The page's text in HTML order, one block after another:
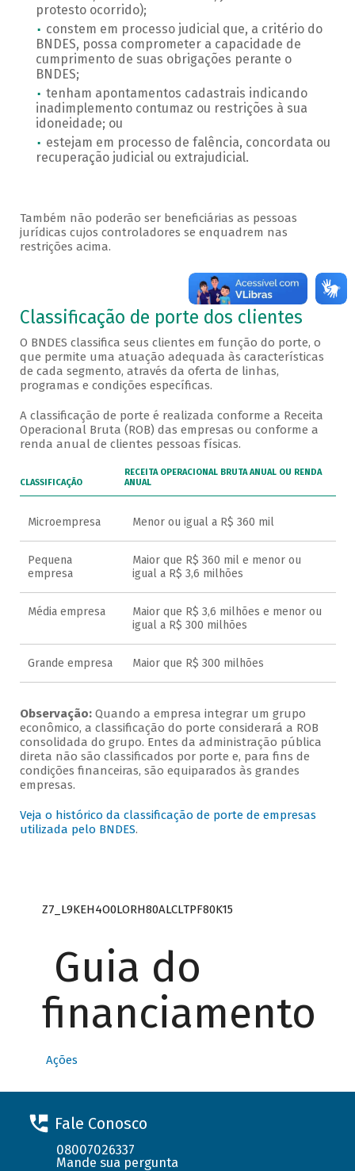
protesto ocorrido);
constem em processo judicial que, a critério do
BNDES, possa comprometer a capacidade de
cumprimento de suas obrigações perante o
BNDES;
tenham apontamentos cadastrais indicando
inadimplemento contumaz ou restrições à sua
idoneidade; ou
estejam em processo de falência, concordata ou
recuperação judicial ou extrajudicial.
Também não poderão ser beneficiárias as pessoas
jurídicas cujos controladores se enquadrem nas
restrições acima.
Classificação de porte dos clientes
O BNDES classifica seus clientes em função do porte, o
que permite uma atuação adequada às características
de cada segmento, através da oferta de linhas,
programas e condições específicas.
A classificação de porte é realizada conforme a Receita
Operacional Bruta (ROB) das empresas ou conforme a
renda anual de clientes pessoas físicas.
CLASSIFICAÇÃO
RECEITA OPERACIONAL BRUTA ANUAL OU RENDA
ANUAL
Microempresa Menor ou igual a R$ 360 mil
Pequena
empresa
Maior que R$ 360 mil e menor ou
igual a R$ 3,6 milhões
Média empresa
Maior que R$ 3,6 milhões e menor ou
igual a R$ 300 milhões
Grande empresa Maior que R$ 300 milhões
Observação:Quando a empresa integrar um grupo
econômico, a classificação do porte considerará a ROB
consolidada do grupo. Entes da administração pública
direta não são classificados por porte e, para fins de
condições financeiras, são equiparados às grandes
empresas.
Veja o histórico da classificação de porte de empresas
utilizada pelo BNDES.
Z7_L9KEH4O0LORH80ALCLTPF80K15
Guia do
financiamento
Ações
Fale Conosco
08007026337
Mande sua pergunta